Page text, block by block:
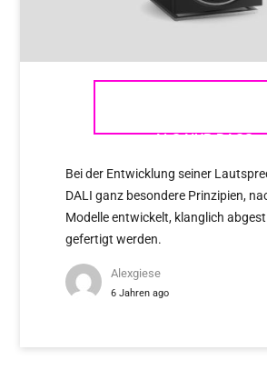
ALS NUR BASS
Bei der Entwicklung seiner
DALI ganz besondere Prinzipien,
Modelle entwickelt, klanglich
gefertigt werden.
Alexgiese
6 Jahren ago